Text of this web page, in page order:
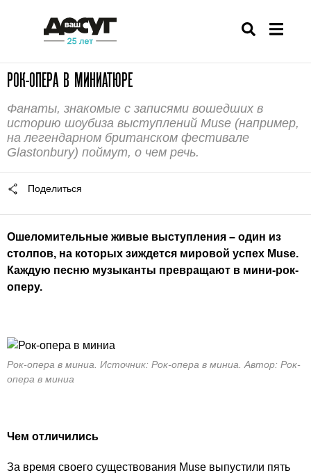
РОК-ОПЕРА В МИНИАТЮРЕ
Фанаты, знакомые с записями вошедших в
историю шоубиза выступлений Muse (например,
на легендарном британском фестивале
Glastonbury) поймут, о чем речь.
Поделиться
Ошеломительные живые выступления – один из
столпов, на которых зиждется мировой успех Muse.
Каждую песню музыканты превращают в мини-рок-
оперу.
Рок-опера в миниа. Источник: Рок-опера в миниа. Автор: Рок-
опера в миниа
Чем отличились
За время своего существования Muse выпустили пять